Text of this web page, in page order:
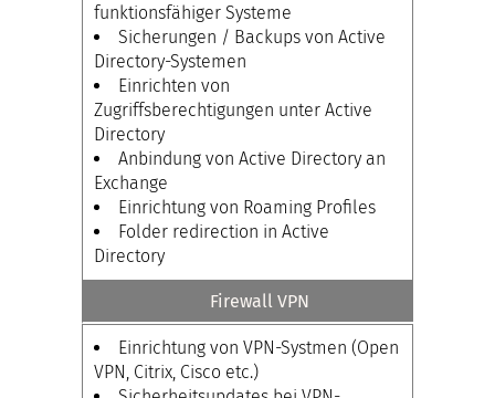
funktionsfähiger Systeme
Sicherungen / Backups von Active
Directory-Systemen
Einrichten von
Zugriffsberechtigungen unter Active
Directory
Anbindung von Active Directory an
Exchange
Einrichtung von Roaming Profiles
Folder redirection in Active
Directory
Firewall VPN
Einrichtung von VPN-Systmen (Open
VPN, Citrix, Cisco etc.)